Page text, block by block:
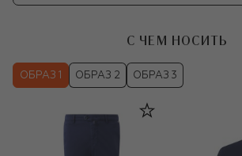
С ЧЕМ НОСИТЬ
ОБРАЗ 1 ОБРАЗ 2 ОБРАЗ 3